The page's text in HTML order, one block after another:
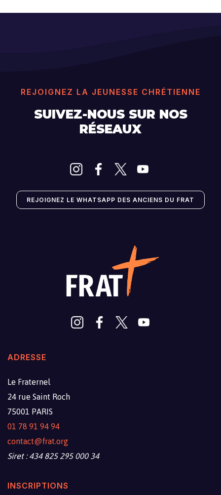
REJOIGNEZ LA JEUNESSE CHRÉTIENNE
SUIVEZ-NOUS SUR NOS
RÉSEAUX
REJOIGNEZ LE WHATSAPP DES ANCIENS DU FRAT
ADRESSE
Le Fraternel
24 rue Saint Roch
75001 PARIS
01 78 91 94 94
contact@frat.org
Siret : 434 825 295 000 34
INSCRIPTIONS